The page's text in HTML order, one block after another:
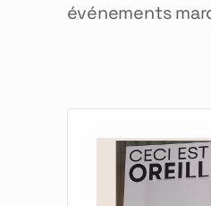
événements